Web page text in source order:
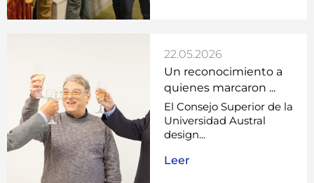
22.05.2026
Un reconocimiento a
quienes marcaron ...
El Consejo Superior de la
Universidad Austral
design...
Leer